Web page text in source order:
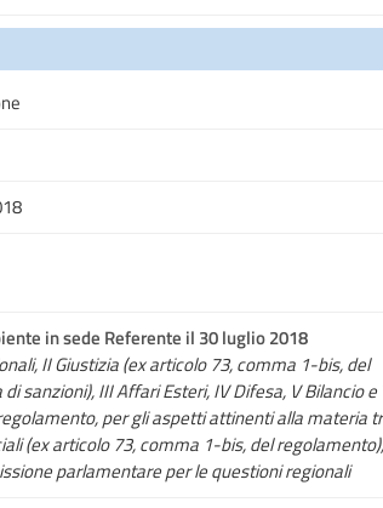
in sede Referente il 30 luglio 2018
II Giustizia (ex articolo 73, comma 1-bis, del
sanzioni), III Affari Esteri, IV Difesa, V Bilancio e
per gli aspetti attinenti alla materia
(ex articolo 73, comma 1-bis, del
parlamentare per le questioni regionali